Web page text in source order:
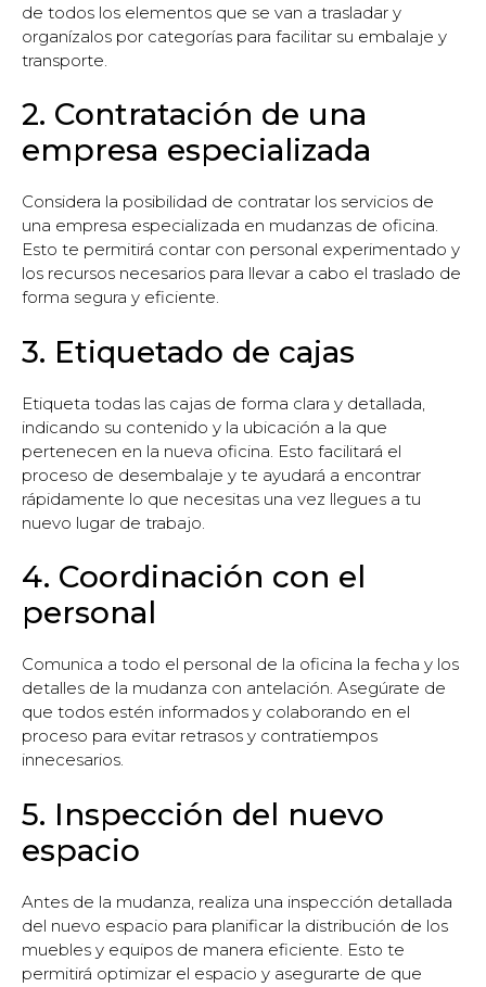
de todos los elementos que se van a trasladar y
organízalos por categorías para facilitar su embalaje y
transporte.
2. Contratación de una
empresa especializada
Considera la posibilidad de contratar los servicios de
una empresa especializada en mudanzas de oficina.
Esto te permitirá contar con personal experimentado y
los recursos necesarios para llevar a cabo el traslado de
forma segura y eficiente.
3. Etiquetado de cajas
Etiqueta todas las cajas de forma clara y detallada,
indicando su contenido y la ubicación a la que
pertenecen en la nueva oficina. Esto facilitará el
proceso de desembalaje y te ayudará a encontrar
rápidamente lo que necesitas una vez llegues a tu
nuevo lugar de trabajo.
4. Coordinación con el
personal
Comunica a todo el personal de la oficina la fecha y los
detalles de la mudanza con antelación. Asegúrate de
que todos estén informados y colaborando en el
proceso para evitar retrasos y contratiempos
innecesarios.
5. Inspección del nuevo
espacio
Antes de la mudanza, realiza una inspección detallada
del nuevo espacio para planificar la distribución de los
muebles y equipos de manera eficiente. Esto te
permitirá optimizar el espacio y asegurarte de que